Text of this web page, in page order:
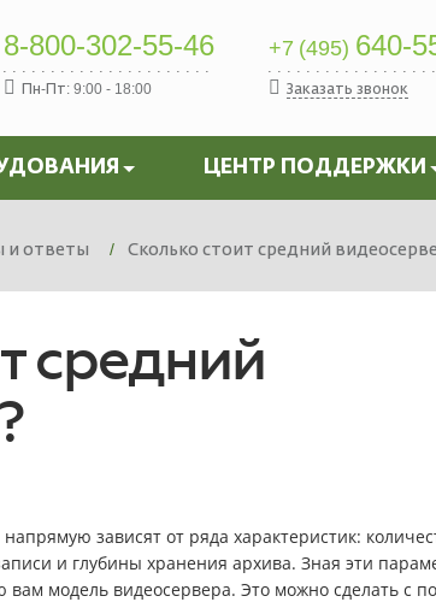
8-800-302-55-46
Пн-Пт: 9:00 - 18:00
+7 (495) 640-
Заказать звонок
ЦЕНТР ПОДДЕРЖКИ
и ответы Сколько стоит средний
средний
зависят от ряда характеристик:
и глубины хранения архива. Зная эти
вам модель видеосервера. Это можно сделать с